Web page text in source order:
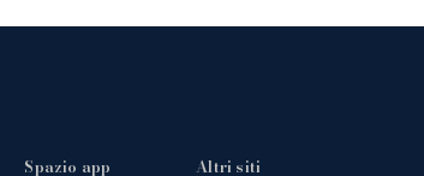
Spazio app Altri siti